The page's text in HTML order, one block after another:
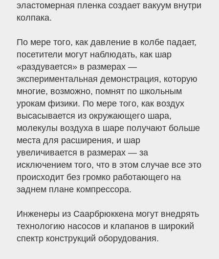
эластомерная пленка создает вакуум внутри
колпака.
По мере того, как давление в колбе падает,
посетители могут наблюдать, как шар
«раздувается» в размерах —
экспериментальная демонстрация, которую
многие, возможно, помнят по школьным
урокам физики. По мере того, как воздух
высасывается из окружающего шара,
молекулы воздуха в шаре получают больше
места для расширения, и шар
увеличивается в размерах — за
исключением того, что в этом случае все это
происходит без громко работающего на
заднем плане компрессора.
Инженеры из Саарбрюккена могут внедрять
технологию насосов и клапанов в широкий
спектр конструкций оборудования.